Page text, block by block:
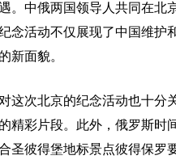
。中俄两国领导人共同在北
念活动不仅展现了中国维护
新面貌。
次北京的纪念活动也十分
精彩片段。此外，俄罗斯时
圣彼得堡地标景点彼得保罗